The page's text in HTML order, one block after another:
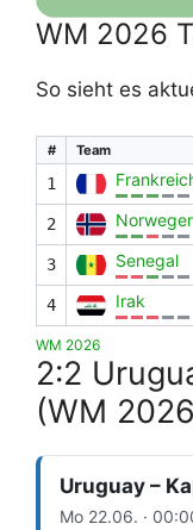
WM 2026
So sieht es
# Team
1
2
3 Senegal
4 Irak
WM 2026
2:2
(WM
Uruguay –
Mo 22.06. ·